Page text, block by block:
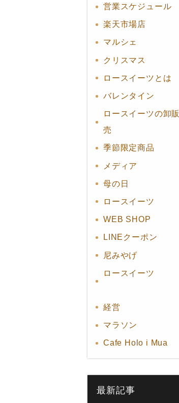
営業スケジュール
楽天市場店
マルシェ
クリスマス
ロースイーツとは
バレンタイン
ロースイーツの卸販
売
季節限定商品
メディア
母の日
ロースイーツ
WEB SHOP
LINEクーポン
尼みやげ
ロースイーツ
経営
マラソン
Cafe Holo i Mua
最新記事